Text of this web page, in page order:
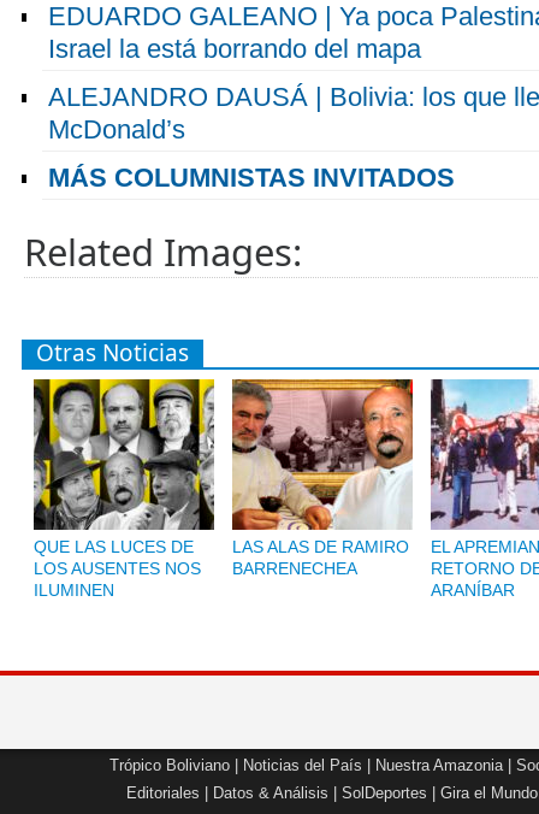
EDUARDO GALEANO | Ya poca
Israel la está borrando del mapa
ALEJANDRO DAUSÁ | Bolivia: los que
McDonald’s
MÁS COLUMNISTAS INVITADOS
Related Images:
Otras Noticias
QUE LAS LUCES DE
LOS AUSENTES NOS
ILUMINEN
LAS ALAS DE RAMIRO
BARRENECHEA
EL
RETORNO
ARANÍBAR
Trópico Boliviano Noticias del País Nuestra Amazonia|
Editoriales
Datos & Análisis SolDeportes Gira el Mundo